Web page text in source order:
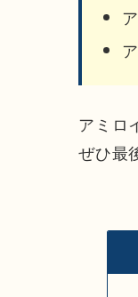
アミロ
ぜひ最